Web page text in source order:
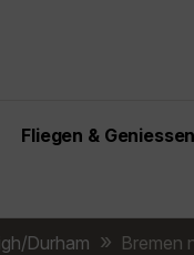
Fliegen & Geniessen
Durham Bremen